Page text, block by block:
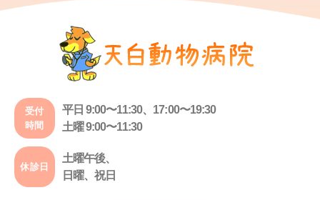
受付
時間
平日 9:00〜11:30、17:00〜19:30
土曜 9:00〜11:30
休診日
土曜午後、
日曜、祝日